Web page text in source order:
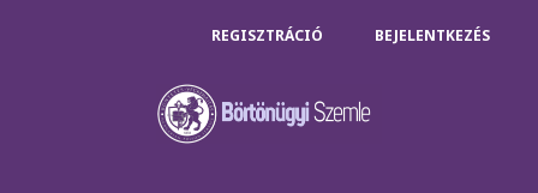
REGISZTRÁCIÓ BEJELENTKEZÉS